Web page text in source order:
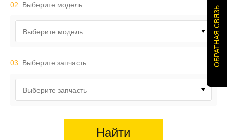
02. Выберите модель
Выберите модель
03. Выберите запчасть
Выберите запчасть
Найти
ОБРАТНАЯ СВЯЗЬ